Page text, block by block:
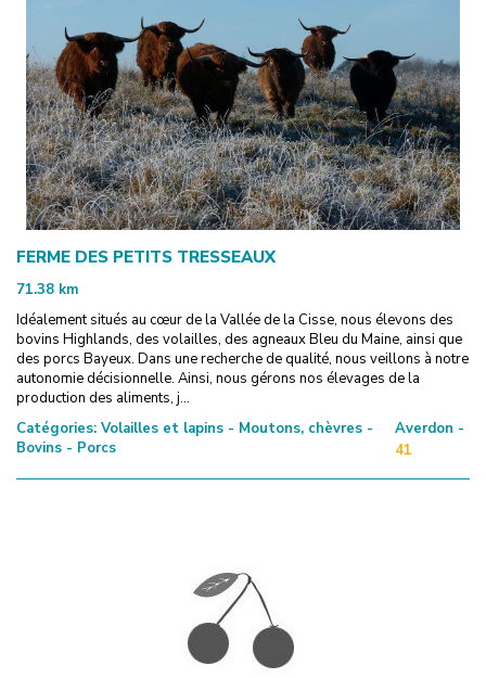
FERME DES PETITS TRESSEAUX
71.38 km
Idéalement situés au cœur de la Vallée de la Cisse, nous élevons des
bovins Highlands, des volailles, des agneaux Bleu du Maine, ainsi que
des porcs Bayeux. Dans une recherche de qualité, nous veillons à notre
autonomie décisionnelle. Ainsi, nous gérons nos élevages de la
production des aliments, j...
Catégories: Volailles et lapins - Moutons, chèvres -
Bovins - Porcs
Averdon -
41